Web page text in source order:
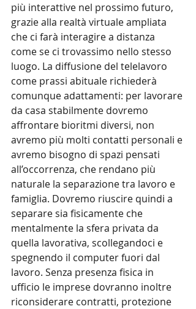
più interattive nel prossimo futuro,
grazie alla realtà virtuale ampliata
che ci farà interagire a distanza
come se ci trovassimo nello stesso
luogo. La diffusione del telelavoro
come prassi abituale richiederà
comunque adattamenti: per lavorare
da casa stabilmente dovremo
affrontare bioritmi diversi, non
avremo più molti contatti personali e
avremo bisogno di spazi pensati
all’occorrenza, che rendano più
naturale la separazione tra lavoro e
famiglia. Dovremo riuscire quindi a
separare sia fisicamente che
mentalmente la sfera privata da
quella lavorativa, scollegandoci e
spegnendo il computer fuori dal
lavoro. Senza presenza fisica in
ufficio le imprese dovranno inoltre
riconsiderare contratti, protezione